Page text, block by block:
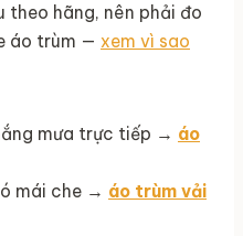
theo hãng, nên phải đo
áo trùm — xem vì sao
mưa trực tiếp → áo
mái che → áo trùm vải